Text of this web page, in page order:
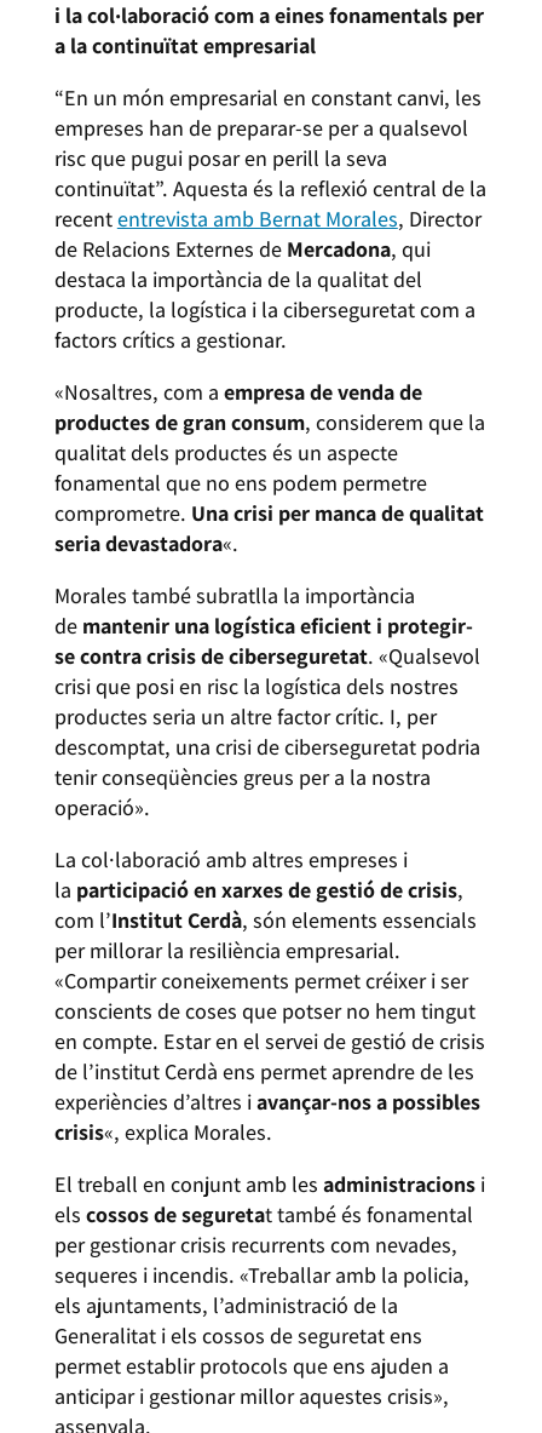
i la col·laboració com a eines fonamentals per
a la continuïtat empresarial
“En un món empresarial en constant canvi, les
empreses han de preparar-se per a qualsevol
risc que pugui posar en perill la seva
continuïtat”. Aquesta és la reflexió central de la
recententrevista amb Bernat Morales, Director
de Relacions Externes de Mercadona, qui
destaca la importància de la qualitat del
producte, la logística i la ciberseguretat com a
factors crítics a gestionar.
«Nosaltres, com a empresa de venda de
productes de gran consum, considerem que la
qualitat dels productes és un aspecte
fonamental que no ens podem permetre
comprometre. Una crisi per manca de qualitat
seria devastadora«.
Morales també subratlla la importància
de mantenir una logística eficient i protegir-
se contra crisis de ciberseguretat. «Qualsevol
crisi que posi en risc la logística dels nostres
productes seria un altre factor crític. I, per
descomptat, una crisi de ciberseguretat podria
tenir conseqüències greus per a la nostra
operació».
La col·laboració amb altres empreses i
la participació en xarxes de gestió de crisis,
com l’Institut Cerdà, són elements essencials
per millorar la resiliència empresarial.
«Compartir coneixements permet créixer i ser
conscients de coses que potser no hem tingut
en compte. Estar en el servei de gestió de crisis
de l’institut Cerdà ens permet aprendre de les
experiències d’altres iavançar-nos a possibles
crisis«, explica Morales.
El treball en conjunt amb les administracionsi
els cossos de seguretat també és fonamental
per gestionar crisis recurrents com nevades,
sequeres i incendis. «Treballar amb la policia,
els ajuntaments, l’administració de la
Generalitat i els cossos de seguretat ens
permet establir protocols que ens ajuden a
anticipar i gestionar millor aquestes crisis»,
assenyala.